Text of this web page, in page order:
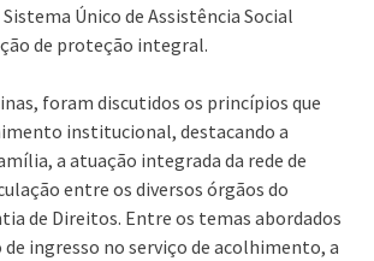
Único de Assistência Social
de proteção integral.
foram discutidos os princípios que
institucional, destacando a
a atuação integrada da rede de
entre os diversos órgãos do
de Direitos. Entre os temas abordados
ingresso no serviço de acolhimento, a